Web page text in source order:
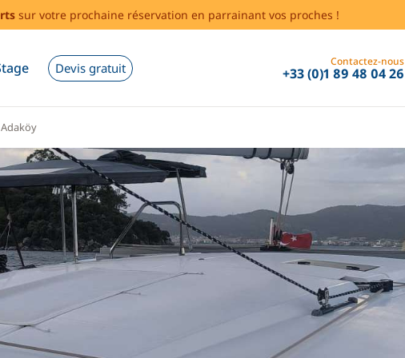
sur votre prochaine réservation en parrainant vos proches !
Devis gratuit Contactez-nous
+33 (0)1 89 48 04 26
Adaköy